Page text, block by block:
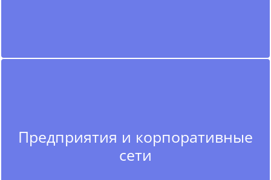
Предприятия и корпоративные
сети